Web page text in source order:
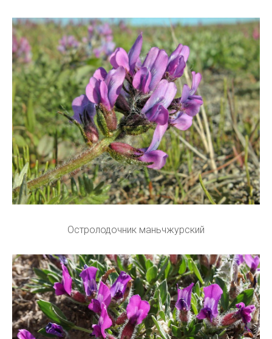
Остролодочник маньчжурский